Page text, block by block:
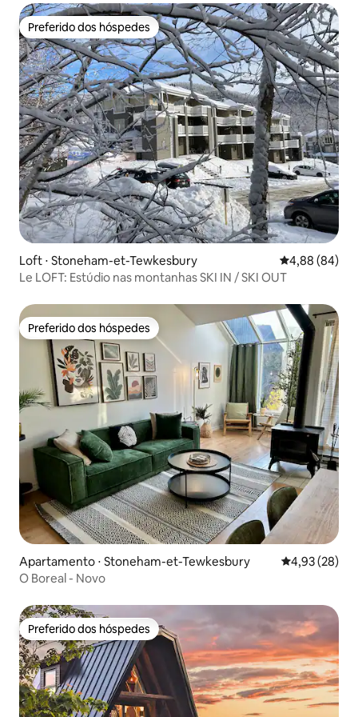
Preferido dos hóspedes
Preferido dos hóspedes
Loft ⋅ Stoneham-et-Tewkesbury 4,88 de uma
4,88 (84)
Le LOFT: Estúdio nas montanhas SKI IN / SKI OUT
Preferido dos hóspedes
Preferido dos hóspedes
Apartamento ⋅ Stoneham-et-Tewkesbury 4,93 de uma
4,93 (28)
O Boreal - Novo
Preferido dos hóspedes
Preferido dos hóspedes